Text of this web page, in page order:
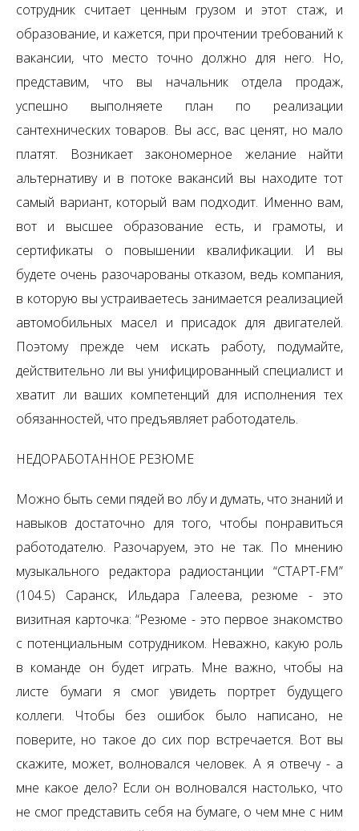
сотрудник считает ценным грузом и этот стаж, и
образование, и кажется, при прочтении требований к
вакансии, что место точно должно для него. Но,
представим, что вы начальник отдела продаж,
успешно выполняете план по реализации
сантехнических товаров. Вы асс, вас ценят, но мало
платят. Возникает закономерное желание найти
альтернативу и в потоке вакансий вы находите тот
самый вариант, который вам подходит. Именно вам,
вот и высшее образование есть, и грамоты, и
сертификаты о повышении квалификации. И вы
будете очень разочарованы отказом, ведь компания,
в которую вы устраиваетесь занимается реализацией
автомобильных масел и присадок для двигателей.
Поэтому прежде чем искать работу, подумайте,
действительно ли вы унифицированный специалист и
хватит ли ваших компетенций для исполнения тех
обязанностей, что предъявляет работодатель.
НЕДОРАБОТАННОЕ РЕЗЮМЕ
Можно быть семи пядей во лбу и думать, что знаний и
навыков достаточно для того, чтобы понравиться
работодателю. Разочаруем, это не так. По мнению
музыкального редактора радиостанции “СТАРТ-FM”
(104.5) Саранск, Ильдара Галеева, резюме - это
визитная карточка: “Резюме - это первое знакомство
с потенциальным сотрудником. Неважно, какую роль
в команде он будет играть. Мне важно, чтобы на
листе бумаги я смог увидеть портрет будущего
коллеги. Чтобы без ошибок было написано, не
поверите, но такое до сих пор встречается. Вот вы
скажите, может, волновался человек. А я отвечу - а
мне какое дело? Если он волновался настолько, что
не смог представить себя на бумаге, о чем мне с ним